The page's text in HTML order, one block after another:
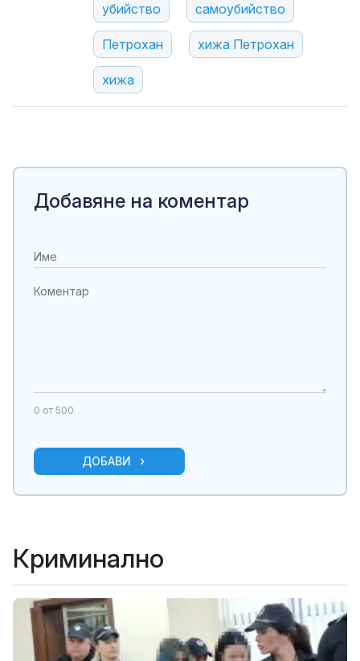
убийство самоубийство
Петрохан хижа Петрохан
хижа
Добавяне на коментар
0 от 500
ДОБАВИ
Криминално